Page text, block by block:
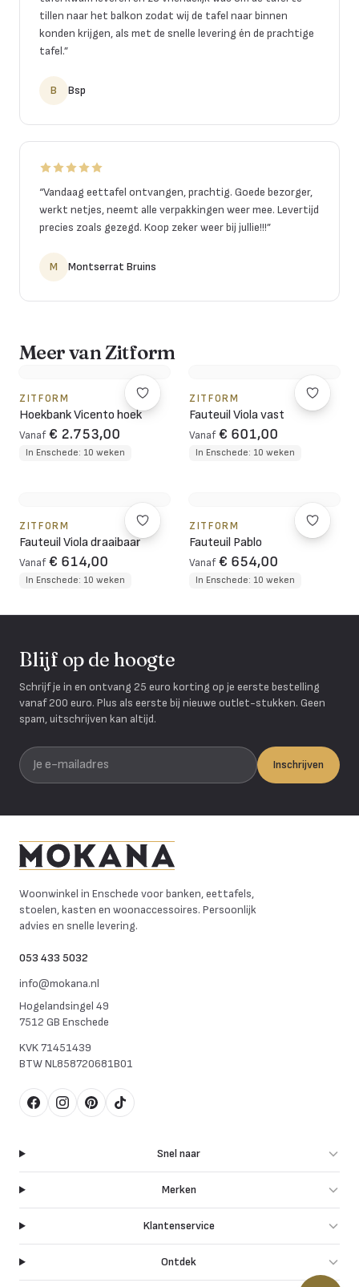
tillen naar het balkon zodat wij de tafel naar binnen
konden krijgen, als met de snelle levering én de prachtige
tafel.”
B Bsp
“Vandaag eettafel ontvangen, prachtig. Goede bezorger,
werkt netjes, neemt alle verpakkingen weer mee. Levertijd
precies zoals gezegd. Koop zeker weer bij jullie!!!”
M Montserrat Bruins
Meer van Zitform
ZITFORM
Hoekbank Vicento hoek
Vanaf € 2.753,00
In Enschede: 10 weken
ZITFORM
Fauteuil Viola vast
Vanaf € 601,00
In Enschede: 10 weken
ZITFORM
Fauteuil Viola draaibaar
Vanaf € 614,00
In Enschede: 10 weken
ZITFORM
Fauteuil Pablo
Vanaf € 654,00
In Enschede: 10 weken
Blijf op de hoogte
Schrijf je in en ontvang 25 euro korting op je eerste bestelling
vanaf 200 euro. Plus als eerste bij nieuwe outlet-stukken. Geen
spam, uitschrijven kan altijd.
Je e-mailadres
Inschrijven
Woonwinkel in Enschede voor banken, eettafels,
stoelen, kasten en woonaccessoires. Persoonlijk
advies en snelle levering.
053 433 5032
info@mokana.nl
Hogelandsingel 49
7512 GB Enschede
KVK71451439
BTWNL858720681B01
FacebookInstagram
Pinterest
TikTok
Snel naar
Merken
Klantenservice
Ontdek